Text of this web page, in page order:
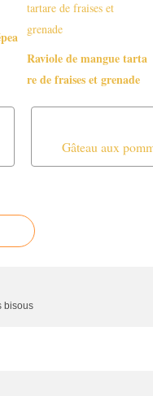
Raviole de mangue tarta
re de fraises et grenade
Gâteau aux
bisous